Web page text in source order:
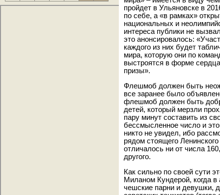
пройдет в Ульяновске в
по себе, а «в рамках»
национальных и
интереса публики не
это анонсировалось:
каждого из них будет
мира, которую они по
выстроятся в форме
призы».
Флешмоб должен быть
все заранее было
флешмоб должен быть
детей, который мерзли
пару минут составить из
бессмысленное число и
никто не увидел, ибо
рядом стоящего
отличалось ни от числа
другого.
Как сильно по своей сути
Миланом Кундерой, когда в
чешские парни и девушки,